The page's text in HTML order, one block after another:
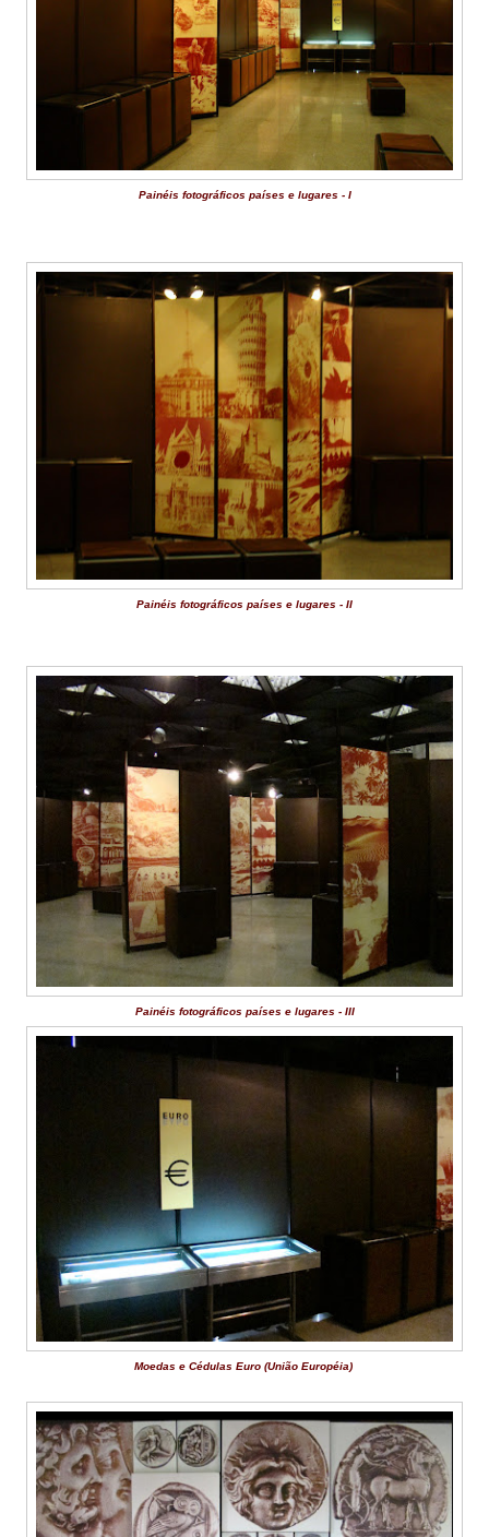
Painéis fotográficos países e lugares - I
Painéis fotográficos países e lugares - II
Painéis fotográficos países e lugares - III
Moedas e Cédulas Euro (União Européia)